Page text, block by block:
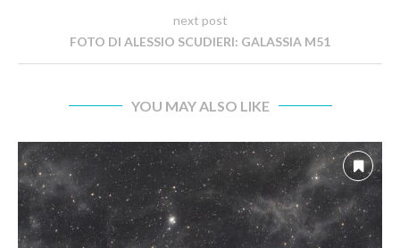
next post
FOTO DI ALESSIO SCUDIERI: GALASSIA M51
YOU MAY ALSO LIKE